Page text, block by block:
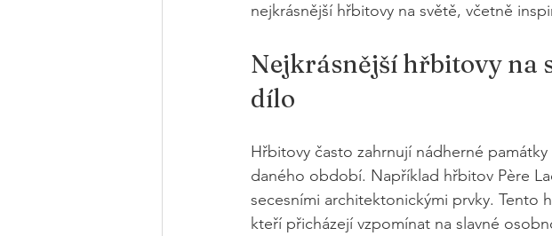
nejkrásnější hřbitovy na světě, včetně
Nejkrásnější hřbitovy na
dílo
Hřbitovy často zahrnují nádherné
daného období. Například hřbitov Père
secesními architektonickými prvky. Tento
kteří přicházejí vzpomínat na slavné